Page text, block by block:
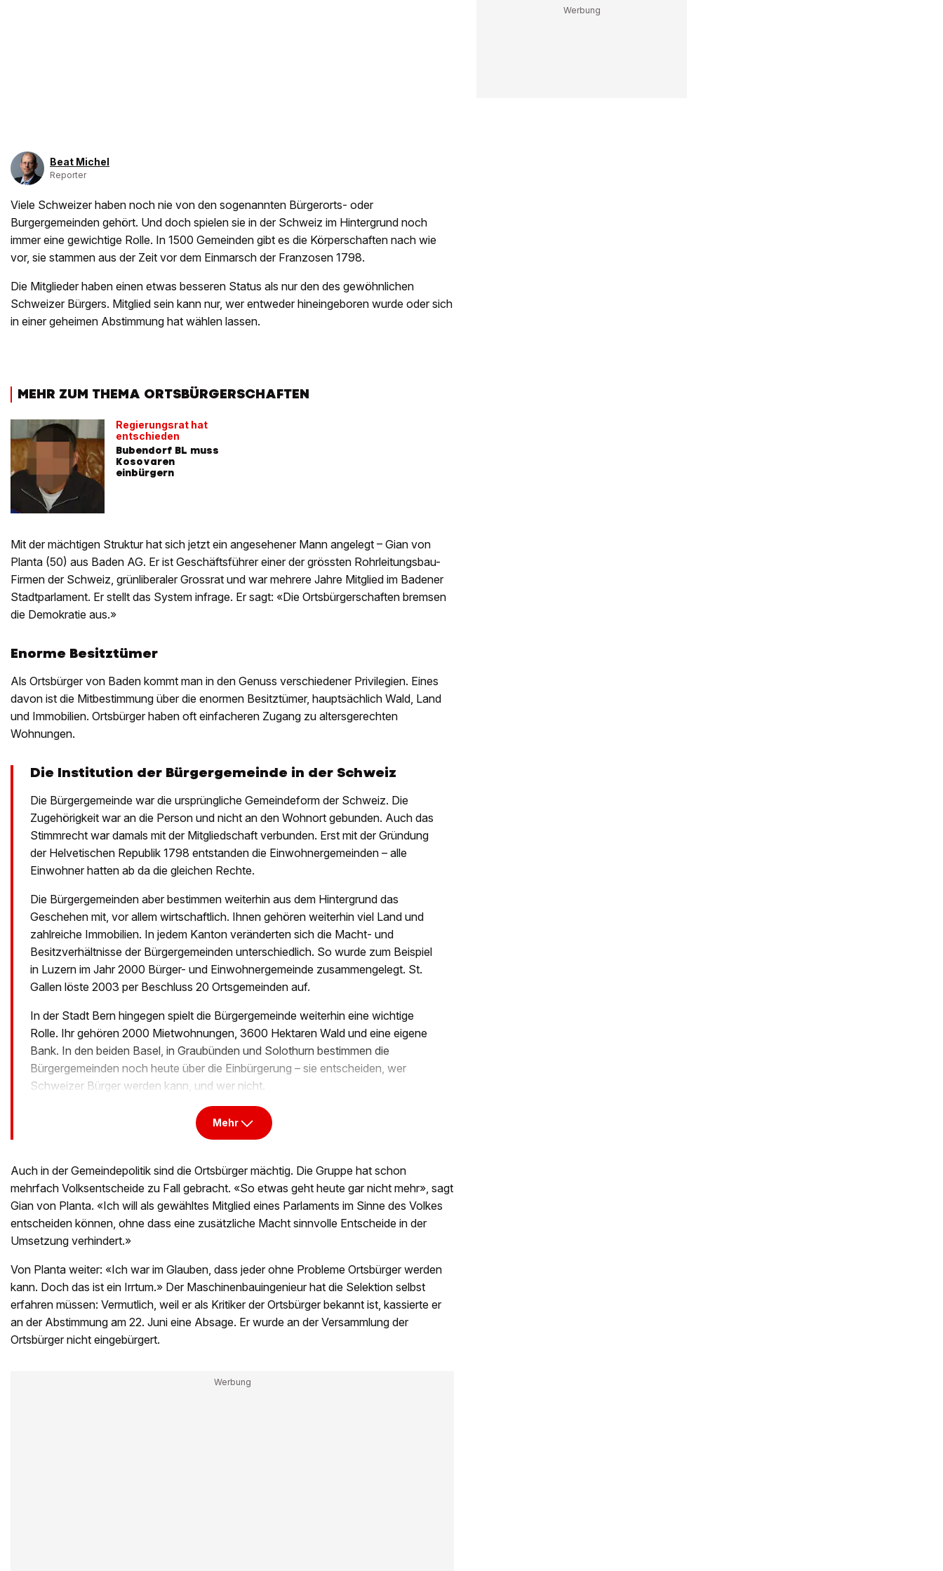
Beat Michel
Reporter
Viele Schweizer haben noch nie von den sogenannten Bürgerorts- oder
Burgergemeinden gehört. Und doch spielen sie in der Schweiz im Hintergrund noch
immer eine gewichtige Rolle. In 1500 Gemeinden gibt es die Körperschaften nach wie
vor, sie stammen aus der Zeit vor dem Einmarsch der Franzosen 1798.
Die Mitglieder haben einen etwas besseren Status als nur den des gewöhnlichen
Schweizer Bürgers. Mitglied sein kann nur, wer entweder hineingeboren wurde oder sich
in einer geheimen Abstimmung hat wählen lassen.
MEHR ZUM THEMA ORTSBÜRGERSCHAFTEN
Regierungsrat hat
entschieden
Bubendorf BL muss
Kosovaren
einbürgern
Mit der mächtigen Struktur hat sich jetzt ein angesehener Mann angelegt – Gian von
Planta (50) aus Baden AG. Er ist Geschäftsführer einer der grössten Rohrleitungsbau-
Firmen der Schweiz, grünliberaler Grossrat und war mehrere Jahre Mitglied im Badener
Stadtparlament. Er stellt das System infrage. Er sagt: «Die Ortsbürgerschaften bremsen
die Demokratie aus.»
Enorme Besitztümer
Als Ortsbürger von Baden kommt man in den Genuss verschiedener Privilegien. Eines
davon ist die Mitbestimmung über die enormen Besitztümer, hauptsächlich Wald, Land
und Immobilien. Ortsbürger haben oft einfacheren Zugang zu altersgerechten
Wohnungen.
Die Institution der Bürgergemeinde in der Schweiz
Die Bürgergemeinde war die ursprüngliche Gemeindeform der Schweiz. Die
Zugehörigkeit war an die Person und nicht an den Wohnort gebunden. Auch das
Stimmrecht war damals mit der Mitgliedschaft verbunden. Erst mit der Gründung
der Helvetischen Republik 1798 entstanden die Einwohnergemeinden – alle
Einwohner hatten ab da die gleichen Rechte.
Die Bürgergemeinden aber bestimmen weiterhin aus dem Hintergrund das
Geschehen mit, vor allem wirtschaftlich. Ihnen gehören weiterhin viel Land und
zahlreiche Immobilien. In jedem Kanton veränderten sich die Macht- und
Besitzverhältnisse der Bürgergemeinden unterschiedlich. So wurde zum Beispiel
in Luzern im Jahr 2000 Bürger- und Einwohnergemeinde zusammengelegt. St.
Gallen löste 2003 per Beschluss 20 Ortsgemeinden auf.
In der Stadt Bern hingegen spielt die Bürgergemeinde weiterhin eine wichtige
Rolle. Ihr gehören 2000 Mietwohnungen, 3600 Hektaren Wald und eine eigene
Bank. In den beiden Basel, in Graubünden und Solothurn bestimmen die
Bürgergemeinden noch heute über die Einbürgerung – sie entscheiden, wer
Schweizer Bürger werden kann, und wer nicht.
Mehr
Auch in der Gemeindepolitik sind die Ortsbürger mächtig. Die Gruppe hat schon
mehrfach Volksentscheide zu Fall gebracht. «So etwas geht heute gar nicht mehr», sagt
Gian von Planta. «Ich will als gewähltes Mitglied eines Parlaments im Sinne des Volkes
entscheiden können, ohne dass eine zusätzliche Macht sinnvolle Entscheide in der
Umsetzung verhindert.»
Von Planta weiter: «Ich war im Glauben, dass jeder ohne Probleme Ortsbürger werden
kann. Doch das ist ein Irrtum.» Der Maschinenbauingenieur hat die Selektion selbst
erfahren müssen: Vermutlich, weil er als Kritiker der Ortsbürger bekannt ist, kassierte er
an der Abstimmung am 22. Juni eine Absage. Er wurde an der Versammlung der
Ortsbürger nicht eingebürgert.